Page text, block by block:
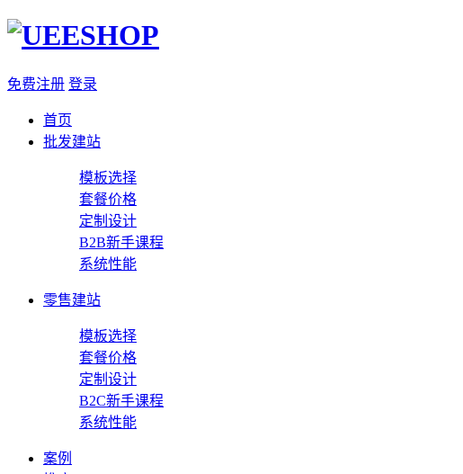
免费注册 登录
首页
批发建站
模板选择
套餐价格
定制设计
B2B新手课程
系统性能
零售建站
模板选择
套餐价格
定制设计
B2C新手课程
系统性能
案例